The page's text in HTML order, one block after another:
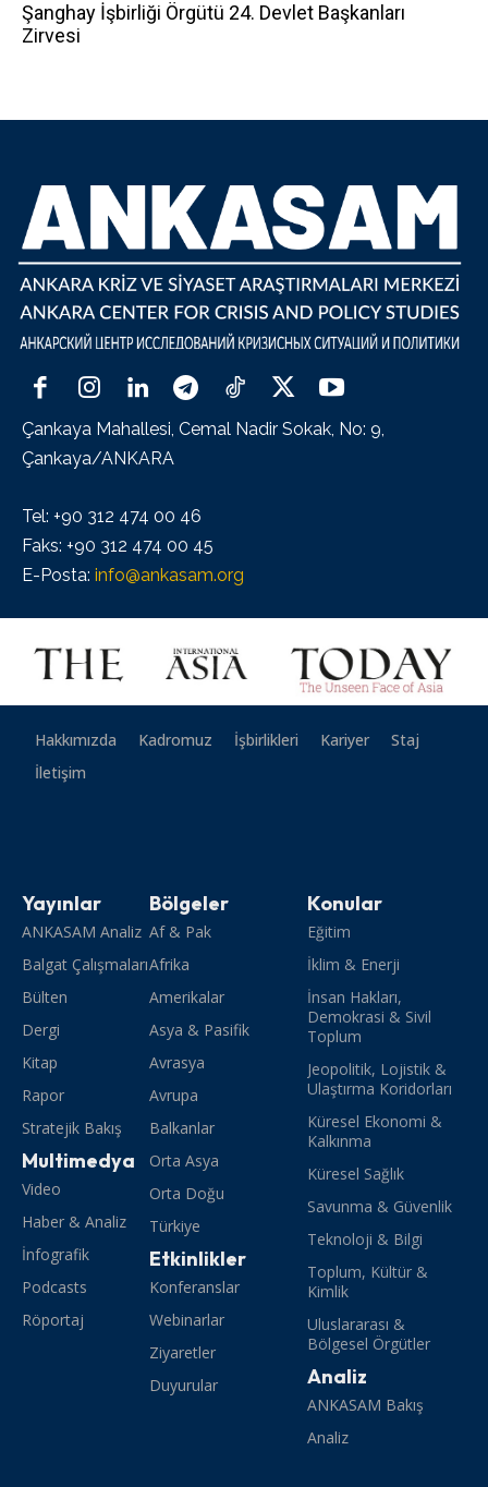
Şanghay İşbirliği Örgütü 24. Devlet Başkanları
Zirvesi
Çankaya Mahallesi, Cemal Nadir Sokak, No: 9,
Çankaya/ANKARA
Tel: +90 312 474 00 46
Faks: +90 312 474 00 45
E-Posta: info@ankasam.org
Hakkımızda Kadromuz İşbirlikleri Kariyer
Staj
İletişim
Yayınlar
ANKASAM Analiz
Balgat Çalışmaları
Bülten
Dergi
Kitap
Rapor
Stratejik Bakış
Multimedya
Video
Haber & Analiz
İnfografik
Podcasts
Röportaj
Bölgeler
Af & Pak
Afrika
Amerikalar
Asya & Pasifik
Avrasya
Avrupa
Balkanlar
Orta Asya
Orta Doğu
Türkiye
Etkinlikler
Konferanslar
Webinarlar
Ziyaretler
Duyurular
Konular
Eğitim
İklim & Enerji
İnsan Hakları,
Demokrasi & Sivil
Toplum
Jeopolitik, Lojistik &
Ulaştırma Koridorları
Küresel Ekonomi &
Kalkınma
Küresel Sağlık
Savunma & Güvenlik
Teknoloji & Bilgi
Toplum, Kültür &
Kimlik
Uluslararası &
Bölgesel Örgütler
Analiz
ANKASAM Bakış
Analiz